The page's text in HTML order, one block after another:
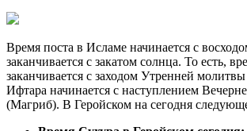
Время поста в Исламе начинается с
заканчивается с закатом солнца. То есть,
заканчивается с заходом Утренней
Ифтара начинается с наступлением
(Магриб). В Геройском на сегодня